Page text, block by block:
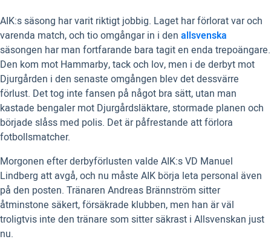
AIK:s säsong har varit riktigt jobbig. Laget har förlorat var och
varenda match, och tio omgångar in i den allsvenska
säsongen har man fortfarande bara tagit en enda trepoängare.
Den kom mot Hammarby, tack och lov, men i de derbyt mot
Djurgården i den senaste omgången blev det dessvärre
förlust. Det tog inte fansen på något bra sätt, utan man
kastade bengaler mot Djurgårdsläktare, stormade planen och
började slåss med polis. Det är påfrestande att förlora
fotbollsmatcher.
Morgonen efter derbyförlusten valde AIK:s VD Manuel
Lindberg att avgå, och nu måste AIK börja leta personal även
på den posten. Tränaren Andreas Brännström sitter
åtminstone säkert, försäkrade klubben, men han är väl
troligtvis inte den tränare som sitter säkrast i Allsvenskan just
nu.